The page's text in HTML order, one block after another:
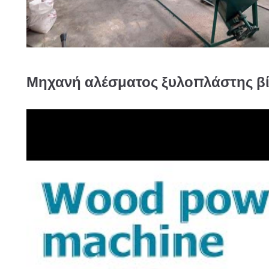
Μηχανή αλέσματος ξυλοπλάστης